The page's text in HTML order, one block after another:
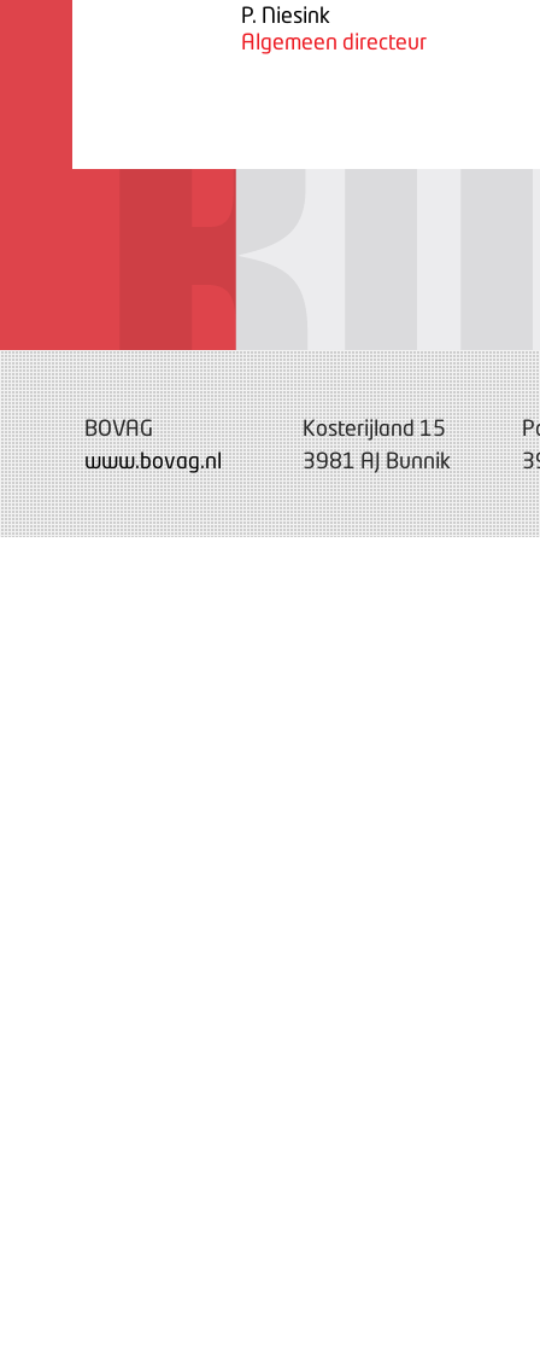
P. Niesink
Algemeen directeur
BOVAG
www.bovag.nl
Kosterijland 15
3981 AJ Bunnik